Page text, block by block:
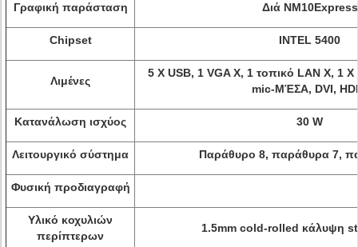
Γραφική παράσταση Διά NM10Express
Chipset INTEL 5400
Λιμένες
5 Χ USB, 1 VGA Χ, 1 τοπικό LAN Χ, 1
mic-ΜΈΣΑ, DVI,
Κατανάλωση ισχύος 30 W
Λειτουργικό σύστημα Παράθυρο 8, παράθυρα 7,
Φυσική προδιαγραφή
Υλικό κοχυλιών
περίπτερων
1.5mm cold-rolled κάλυψη